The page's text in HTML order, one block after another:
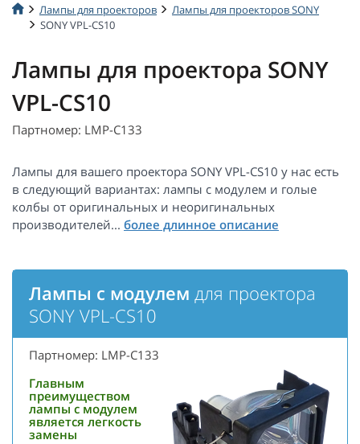
Лампы для проекторов
Лампы для проекторов SONY
SONY VPL-CS10
Лампы для проектора SONY
VPL-CS10
Партномер: LMP-C133
Лампы для вашего проектора SONY VPL-CS10 у нас есть
в следующий вариантах: лампы с модулем и голые
колбы от оригинальных и неоригинальных
производителей...
Лампы с модулем для проектора
SONY VPL-CS10
Партномер: LMP-C133
Главным
преимуществом
лампы с модулем
является легкость
замены